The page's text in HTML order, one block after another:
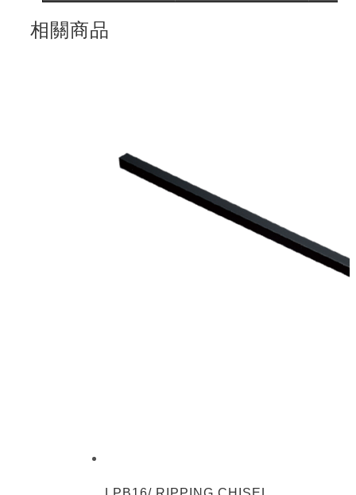
相關商品